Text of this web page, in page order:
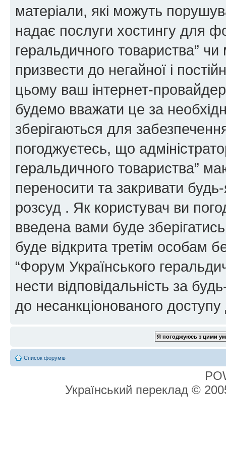
матеріали, які можуть
надає послуги хостингу для
геральдичного товариства”
призвести до негайної і
цьому ваш інтернет-
будемо вважати це за
зберігаються для
погоджуєтесь, що
геральдичного товариства”
переносити та закривати
розсуд . Як користувач ви
введена вами буде
буде відкрита третім особам
“Форум Українського
нести відповідальність за
до несанкціонованого доступу
Список форумів
Український переклад ©